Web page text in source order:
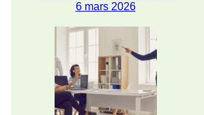
6 mars 2026